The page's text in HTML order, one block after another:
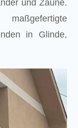
und Zäune.
in Glinde,